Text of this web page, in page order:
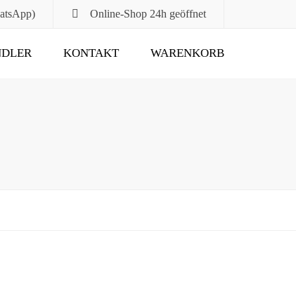
Online-Shop 24h geöffnet
Submit
KONTAKT WARENKORB